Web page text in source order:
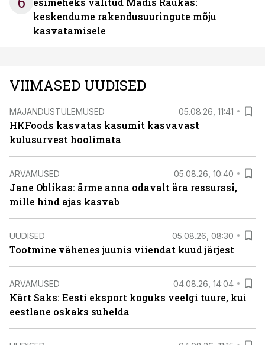
keskendume rakendusuuringute mõju
kasvatamisele
VIIMASED UUDISED
MAJANDUSTULEMUSED 05.08.26, 11:41
HKFoods kasvatas kasumit kasvavast
kulusurvest hoolimata
ARVAMUSED 05.08.26, 10:40
Jane Oblikas: ärme anna odavalt ära ressurssi,
mille hind ajas kasvab
UUDISED 05.08.26, 08:30
Tootmine vähenes juunis viiendat kuud järjest
ARVAMUSED 04.08.26, 14:04
Kärt Saks: Eesti eksport koguks veelgi tuure, kui
eestlane oskaks suhelda